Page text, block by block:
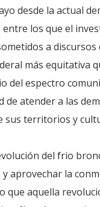
desde la actual
los que el
a
más equitativa
del espectro
atender a las
sus territorios y
del frio
aprovechar la
aquella